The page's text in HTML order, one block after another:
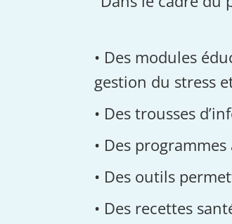
• Des modules
gestion du stress
• Des trousses
• Des
• Des outils
• Des recettes